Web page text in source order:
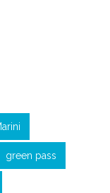
green pass